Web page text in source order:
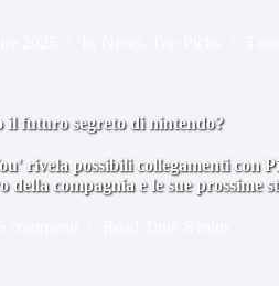
il futuro segreto di nintendo?
rivela possibili collegamenti con
compagnia e le sue prossime